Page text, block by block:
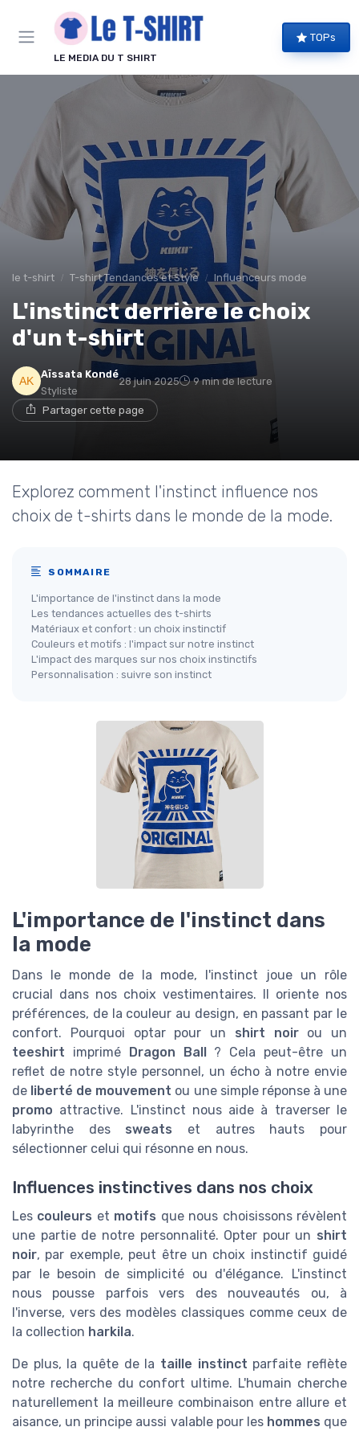
LE MEDIA DU T SHIRT
TOPs
le t-shirt T-shirt Tendances et Style Influenceurs mode
L'instinct derrière le choix
d'un t-shirt
Aïssata Kondé
Styliste
28 juin 2025 9 min de lecture
Partager cette page
Explorez comment l'instinct influence nos
choix de t-shirts dans le monde de la mode.
SOMMAIRE
L'importance de l'instinct dans la mode
Les tendances actuelles des t-shirts
Matériaux et confort : un choix instinctif
Couleurs et motifs : l'impact sur notre instinct
L'impact des marques sur nos choix instinctifs
Personnalisation : suivre son instinct
L'importance de l'instinct dans
la mode
Dans le monde de la mode, l'instinct joue un rôle
crucial dans nos choix vestimentaires. Il oriente nos
préférences, de la couleur au design, en passant par le
confort. Pourquoi optar pour un shirt noirou un
teeshirt imprimé Dragon Ball? Cela peut-être un
reflet de notre style personnel, un écho à notre envie
de liberté de mouvement ou une simple réponse à une
promo attractive. L'instinct nous aide à traverser le
labyrinthe des sweats et autres hauts pour
sélectionner celui qui résonne en nous.
Influences instinctives dans nos choix
Les couleurs et motifs que nous choisissons révèlent
une partie de notre personnalité. Opter pour un shirt
noir, par exemple, peut être un choix instinctif guidé
par le besoin de simplicité ou d'élégance. L'instinct
nous pousse parfois vers des nouveautés ou, à
l'inverse, vers des modèles classiques comme ceux de
la collection harkila.
De plus, la quête de la taille instinct parfaite reflète
notre recherche du confort ultime. L'humain cherche
naturellement la meilleure combinaison entre allure et
aisance, un principe aussi valable pour les hommes que
Panneau de gestion des cookies